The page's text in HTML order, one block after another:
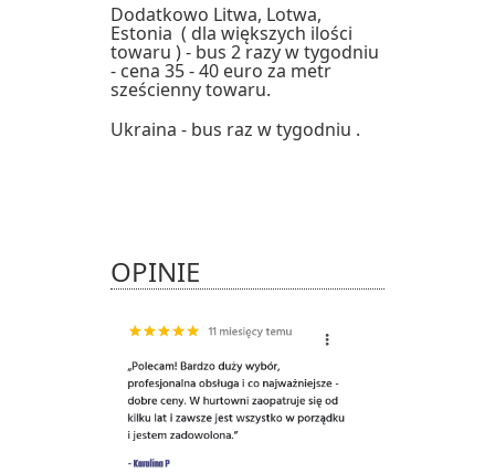
Dodatkowo Litwa, Lotwa,
Estonia ( dla większych ilości
towaru ) - bus 2 razy w tygodniu
- cena 35 - 40 euro za metr
sześcienny towaru.
Ukraina - bus raz w tygodniu .
OPINIE